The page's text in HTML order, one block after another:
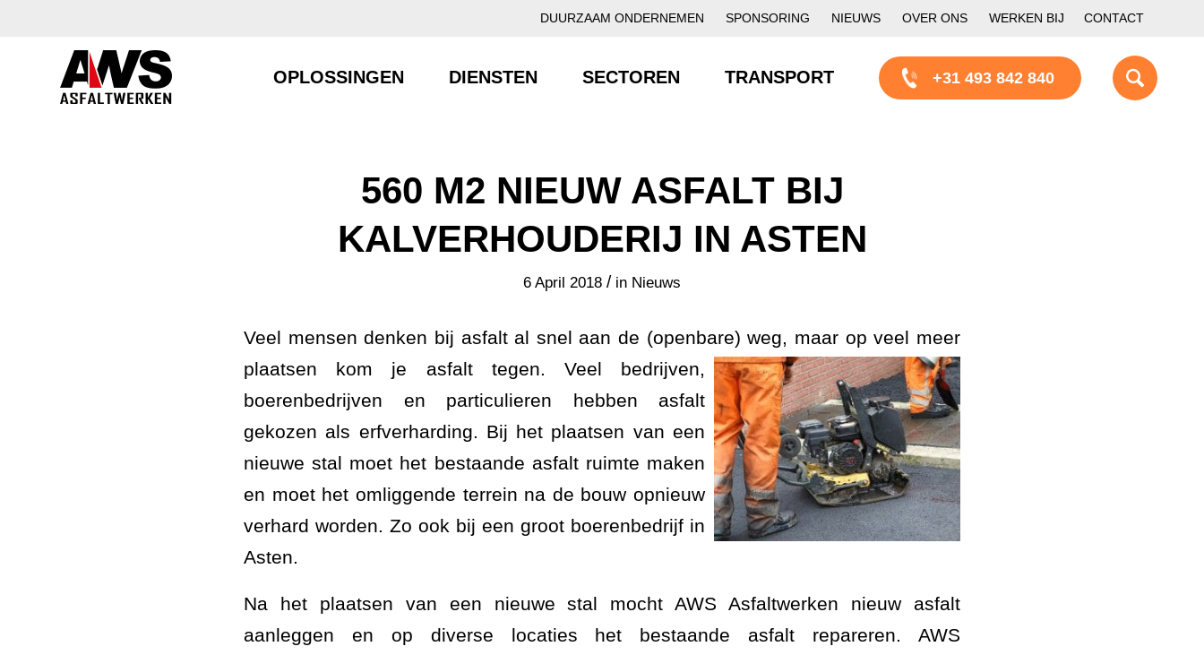
DUURZAAM ONDERNEMEN SPONSORING NIEUWS OVER ONS WERKEN BIJ CONTACT
OPLOSSINGEN DIENSTEN SECTOREN TRANSPORT +31 493 842 840
560 M2 NIEUW ASFALT BIJ
KALVERHOUDERIJ IN ASTEN
6 April 2018 / in Nieuws
Veel mensen denken bij asfalt al snel aan de (openbare) weg, maar op veel meer
plaatsen kom je asfalt tegen. Veel bedrijven,
boerenbedrijven en particulieren hebben asfalt
gekozen als erfverharding. Bij het plaatsen van een
nieuwe stal moet het bestaande asfalt ruimte maken
en moet het omliggende terrein na de bouw opnieuw
verhard worden. Zo ook bij een groot boerenbedrijf in
Asten.
Na het plaatsen van een nieuwe stal mocht AWS Asfaltwerken nieuw asfalt
aanleggen en op diverse locaties het bestaande asfalt repareren. AWS